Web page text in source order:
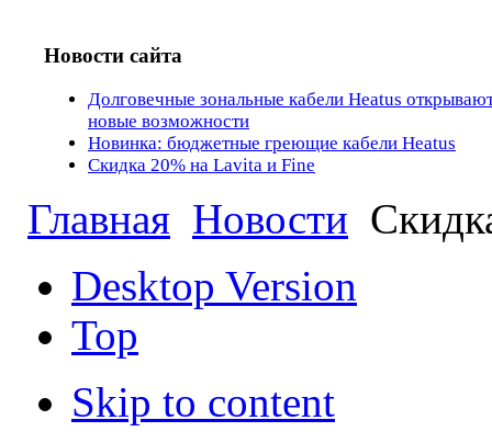
Новости сайта
Долговечные зональные кабели Heatus
новые возможности
Новинка: бюджетные греющие кабели Heatus
Скидка 20% на Lavita и Fine
Главная Новости
Desktop Version
Top
Skip to content